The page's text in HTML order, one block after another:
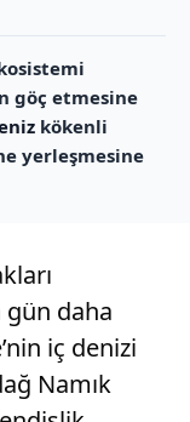
göç etmesine
kökenli
yerleşmesine
gün daha
iç denizi
Namık